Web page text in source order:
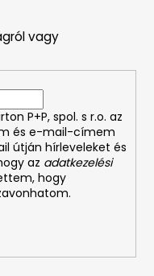
vagy
P+P, spol. s r.o. az
és e-mail-címem
útján hírleveleket és
az adatkezelési
hogy